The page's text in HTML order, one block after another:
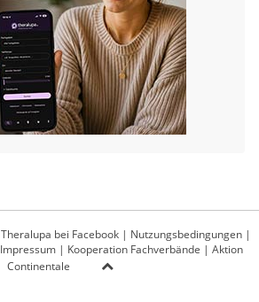
Theralupa bei Facebook | Nutzungsbedingungen |
Impressum| Kooperation Fachverbände | Aktion
Continentale